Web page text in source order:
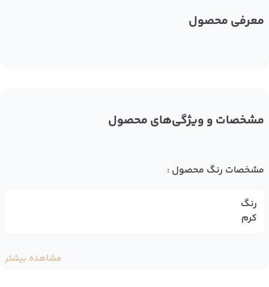
معرفی محصول
مشخصات و ویژگی‌های محصول
مشخصات رنگ محصول :
رنگ
کرم
مشاهده بیشتر